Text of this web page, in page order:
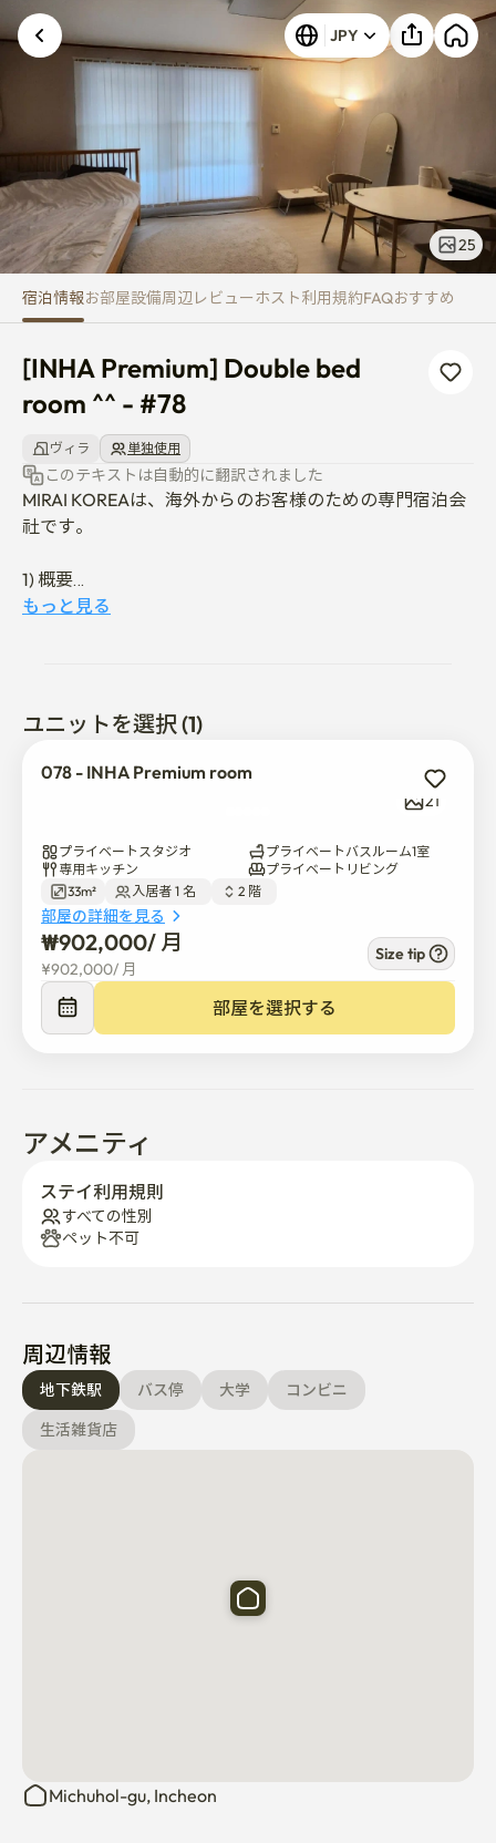
[INHA Premium] Double bed
JPY
25
宿泊情報お部屋設備周辺 レビューホスト利用規約FAQおすすめ
[INHA Premium] Double bed
room ^^ - #78
ヴィラ 単独使用
このテキストは自動的に翻訳されました
MIRAI KOREAは、海外からのお客様のための専門宿泊会
社です。
1) 概要
仁荷（インハ）大学から徒歩11分の33.0平方メートル
レイアウトには大きな部屋、キッチン、トイレがあり、
合計1つのダブルベッドがあります。
快適な雰囲気の部屋。周りは静かで、室内は広々として
これは、あなたやあなたの友人のためだけに、他の誰と
も共有されていないプライベート空間です。
近隣住民のほとんどが仁荷大学の学生なので、一般的に
地域は安全で深夜でも安全に外出できます。
アメニティ:
• 掃除機
• 洗濯機
• 暖房
• 食器·調理器具豊富
• Wi-Fi
• ホストは近くに住んでおり、何かあれば迅速に対応でき
• ARC（外国人登録証）申請のためのレンタル契約を提供
することができます。
• 英語、日本語、韓国語でのコミュニケーションが可能で
す。
• ご予約が確定しましたら、詳しい住所とご案内をお伝え
もっと見る
ユニットを選択 (1)
078 - INHA Premium room
21
プライベートスタジオ
プライベートバスルーム1室
専用キッチン
プライベートリビング
33m²
入居者 1 名 2 階
部屋の詳細を見る
₩902,000/ 月
¥902,000/ 月
Size tip
部屋を選択する
アメニティ
ステイ利用規則
すべての性別
ペット不可
周辺情報
地下鉄駅 バス停 大学
コンビニ
生活雑貨店
Michuhol-gu, Incheon